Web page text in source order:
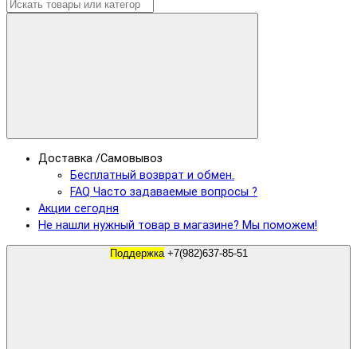
Доставка /Самовывоз
Бесплатный возврат и обмен.
FAQ Часто задаваемые вопросы ?
Акции сегодня
Не нашли нужный товар в магазине? Мы поможем!
Поддержка +7(982)637-85-51